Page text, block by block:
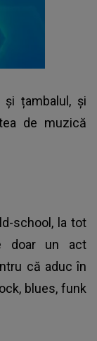
țambalul, și
de muzică
school, la tot
doar un act
că aduc în
blues, funk